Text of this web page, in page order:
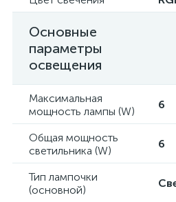
Основные
параметры
освещения
Максимальная
мощность лампы (W)
6
Общая мощность
светильника (W)
6
Тип лампочки
(основной)